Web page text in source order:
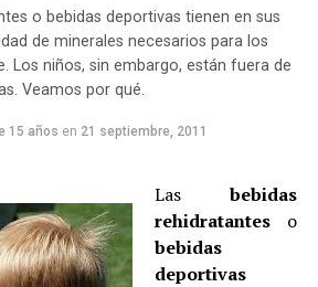
o bebidas deportivas tienen en sus
de minerales necesarios para los
Los niños, sin embargo, están fuera de
Veamos por qué.
15 años en 21 septiembre, 2011
Lasbebidas
rehidratanteso
bebidas
deportivas